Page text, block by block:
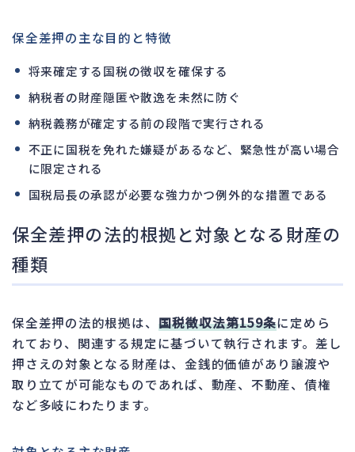
保全差押の主な目的と特徴
将来確定する国税の徴収を確保する
納税者の財産隠匿や散逸を未然に防ぐ
納税義務が確定する前の段階で実行される
不正に国税を免れた嫌疑があるなど、緊急性が高い場合
に限定される
国税局長の承認が必要な強力かつ例外的な措置である
保全差押の法的根拠と対象となる財産の
種類
保全差押の法的根拠は、 国税徴収法第159条に定めら
れており、関連する規定に基づいて執行されます。差し
押さえの対象となる財産は、金銭的価値があり譲渡や
取り立てが可能なものであれば、動産、不動産、債権
など多岐にわたります。